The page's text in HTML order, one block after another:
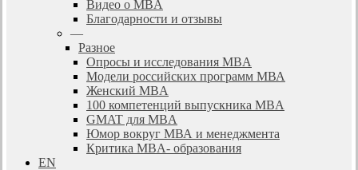
Видео о MBA
Благодарности и отзывы
—
Разное
Опросы и исследования MBA
Модели российских программ МВА
Женский MBA
100 компетенций выпускника MBA
GMAT для MBA
Юмор вокруг МВА и менеджмента
Критика MBA- образования
EN